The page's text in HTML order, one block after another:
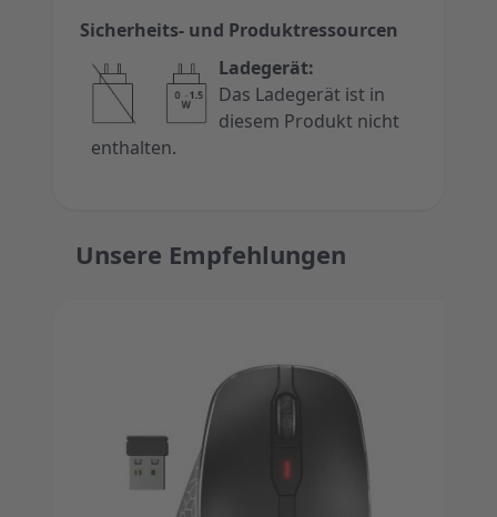
Sicherheits- und Produktressourcen
Ladegerät:
Das Ladegerät ist in
diesem Produkt nicht
enthalten.
Unsere Empfehlungen